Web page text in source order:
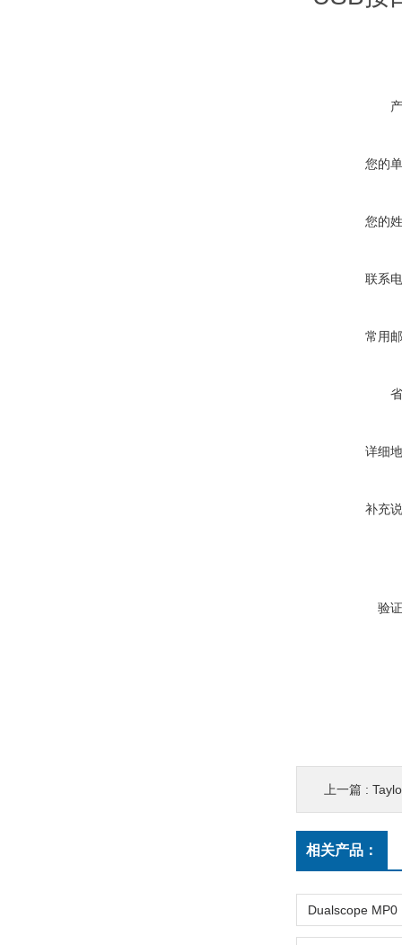
您的
您的
联系
常用
详细
补充
验
上一篇 :
相关产品：